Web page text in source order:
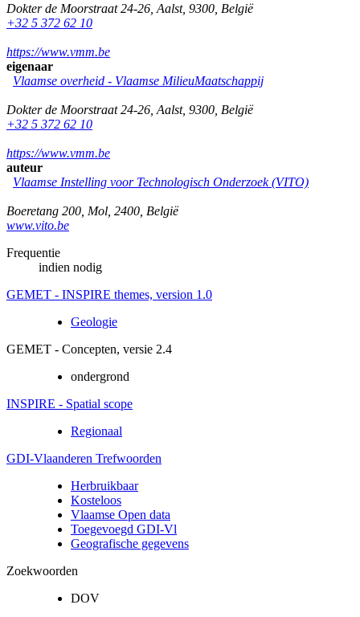
Dokter de Moorstraat 24-26 Aalst, 9300 België
+32 5 372 62 10
https://www.vmm.be
eigenaar
Vlaamse overheid - Vlaamse MilieuMaatschappij
Dokter de Moorstraat 24-26 Aalst, 9300 België
+32 5 372 62 10
https://www.vmm.be
auteur
Vlaamse Instelling voor Technologisch Onderzoek (VITO)
Boeretang 200 Mol 2400 België
www.vito.be
Frequentie
indien nodig
GEMET - INSPIRE themes, version 1.0
Geologie
GEMET - Concepten, versie 2.4
ondergrond
INSPIRE - Spatial scope
Regionaal
GDI-Vlaanderen Trefwoorden
Herbruikbaar
Kosteloos
Vlaamse Open data
Toegevoegd GDI-Vl
Geografische gegevens
Zoekwoorden
DOV